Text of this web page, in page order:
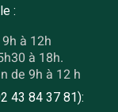
:
à 12h
à 18h.
de 9h à 12 h
43 84 37 81):